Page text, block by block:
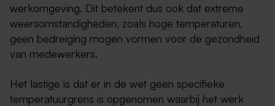
werkomgeving. Dit betekent dus ook dat extreme
weersomstandigheden, zoals hoge temperaturen,
geen bedreiging mogen vormen voor de gezondheid
van medewerkers.
Het lastige is dat er in de wet geen specifieke
temperatuurgrens is opgenomen waarbij het werk